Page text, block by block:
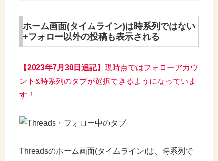
ホーム画面(タイムライン)は時系列ではない
+フォロー以外の投稿も表示される
【2023年7月30日追記】 現時点ではフォローアカウ
ント&時系列のタブが選択できるようになっていま
す！
Threadsのホーム画面(タイムライン)は、時系列で